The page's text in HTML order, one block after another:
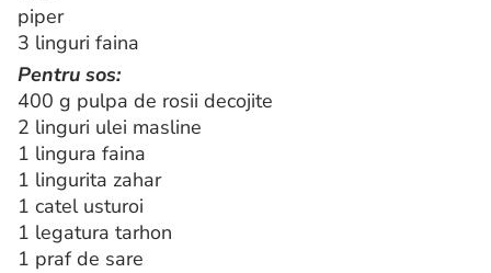
piper
3 linguri faina
Pentru sos:
400 g pulpa de rosii decojite
2 linguri ulei masline
1 lingura faina
1 lingurita zahar
1 catel usturoi
1 legatura tarhon
1 praf de sare